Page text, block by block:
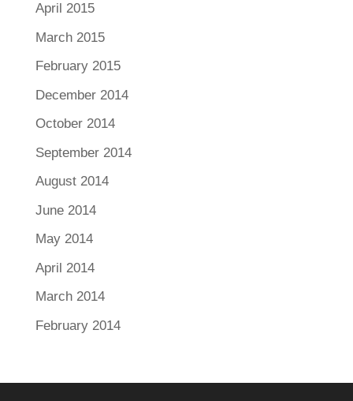
April 2015
March 2015
February 2015
December 2014
October 2014
September 2014
August 2014
June 2014
May 2014
April 2014
March 2014
February 2014